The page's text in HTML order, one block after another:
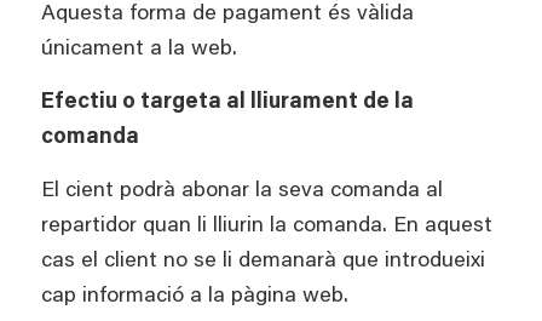
Aquesta forma de pagament és vàlida
únicament a la web.
Efectiu o targeta al lliurament de la
comanda
El cient podrà abonar la seva comanda al
repartidor quan li lliurin la comanda. En aquest
cas el client no se li demanarà que introdueixi
cap informació a la pàgina web.